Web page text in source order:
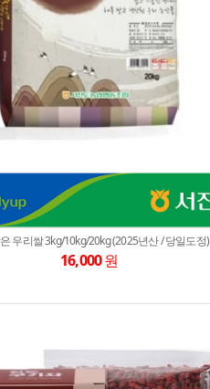
우리쌀 3kg/10kg/20kg (2025년산 / 당일도정)
16,000원